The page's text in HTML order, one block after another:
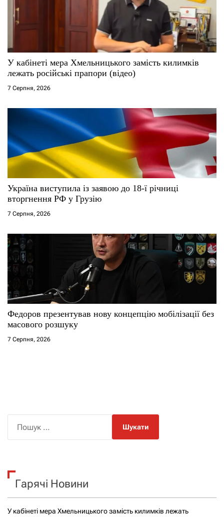
У кабінеті мера Хмельницького замість килимків
лежать російські прапори (відео)
7 Серпня, 2026
Україна виступила із заявою до 18-ї річниці
вторгнення РФ у Грузію
7 Серпня, 2026
Федоров презентував нову концепцію мобілізації без
масового розшуку
7 Серпня, 2026
к
Гарячі Новини
У кабінеті мера Хмельницького замість килимків лежать